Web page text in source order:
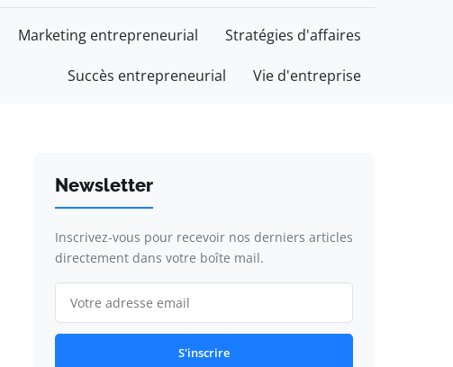
Marketing entrepreneurial Stratégies d'affaires
Succès entrepreneurial Vie d'entreprise
Newsletter
Inscrivez-vous pour recevoir nos derniers articles
directement dans votre boîte mail.
S'inscrire